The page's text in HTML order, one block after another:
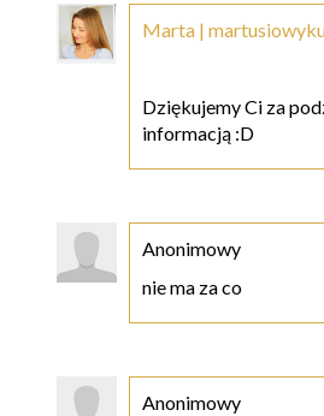
Marta |
Dziękujemy Ci za
informacją :D
Anonimowy
nie ma za co
Anonimowy